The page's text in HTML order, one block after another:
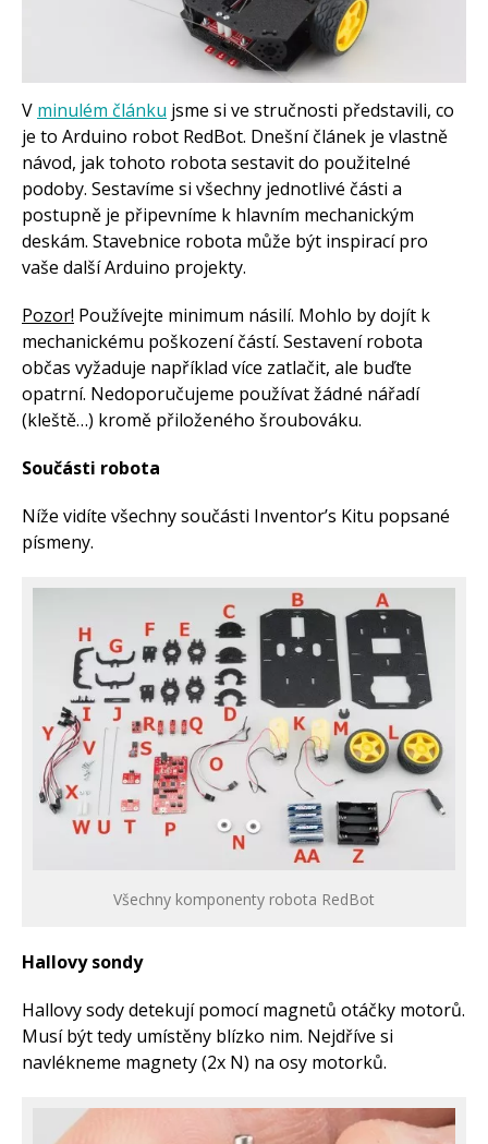
Staré fórum
Články
Často kladené dotazy
Vaše projekty
Co je to Arduino?
Začínáme s Arduinem
Arduino Software
Tutoriály
Arduino projekty
Arduino roboti
Tinylab
Micro:bit
Videa
Koupit
V minulém článku jsme si ve stručnosti představili, co
je to Arduino robot RedBot. Dnešní článek je vlastně
návod, jak tohoto robota sestavit do použitelné
podoby. Sestavíme si všechny jednotlivé části a
postupně je připevníme k hlavním mechanickým
deskám. Stavebnice robota může být inspirací pro
vaše další Arduino projekty.
Pozor! Používejte minimum násilí. Mohlo by dojít k
mechanickému poškození částí. Sestavení robota
občas vyžaduje například více zatlačit, ale buďte
opatrní. Nedoporučujeme používat žádné nářadí
(kleště…) kromě přiloženého šroubováku.
Součásti robota
Níže vidíte všechny součásti Inventor’s Kitu popsané
písmeny.
Všechny komponenty robota RedBot
Hallovy sondy
Hallovy sody detekují pomocí magnetů otáčky motorů.
Musí být tedy umístěny blízko nim. Nejdříve si
navlékneme magnety (2x N) na osy motorků.